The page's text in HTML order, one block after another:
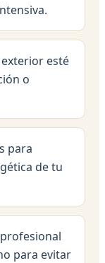
esté
o
para
de tu
para evitar